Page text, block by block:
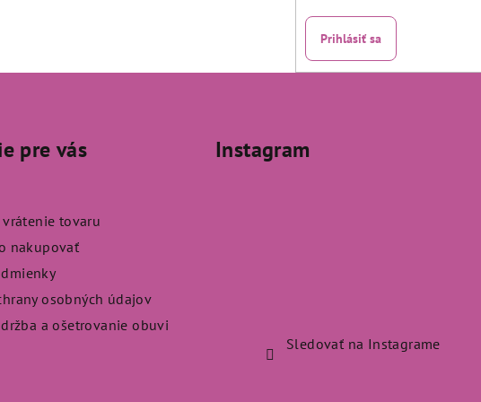
Prihlásiť sa
pre vás
vrátenie tovaru
nakupovať
osobných údajov
a ošetrovanie obuvi
Instagram
Sledovať na Instagrame